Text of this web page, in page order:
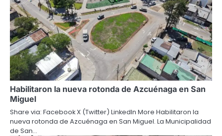
Habilitaron la nueva rotonda de Azcuénaga en San
Miguel
Share via: Facebook X (Twitter) LinkedIn More Habilitaron la
nueva rotonda de Azcuénaga en San Miguel. La Municipalidad
de San…